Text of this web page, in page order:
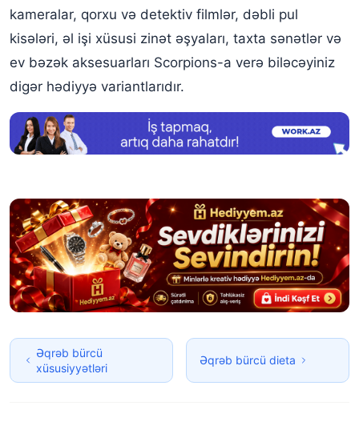
kameralar, qorxu və detektiv filmlər, dəbli pul
kisələri, əl işi xüsusi zinət əşyaları, taxta sənətlər və
ev bəzək aksesuarları Scorpions-a verə biləcəyiniz
digər hədiyyə variantlarıdır.
Əqrəb bürcü
xüsusiyyətləri
Əqrəb bürcü dieta